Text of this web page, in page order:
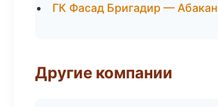
ГК Фасад Бригадир — Абакан
Другие компании